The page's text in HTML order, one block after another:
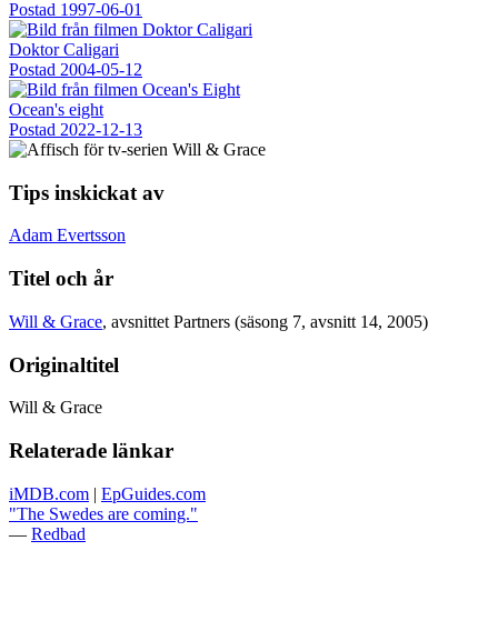
Postad 1997-06-01
Doktor Caligari
Postad 2004-05-12
Ocean's eight
Postad 2022-12-13
Tips inskickat av
Adam Evertsson
Titel och år
Will & Grace, avsnittet Partners (säsong 7, avsnitt 14, 2005)
Originaltitel
Will & Grace
Relaterade länkar
iMDB.com | EpGuides.com
"The Swedes are coming."
— Redbad